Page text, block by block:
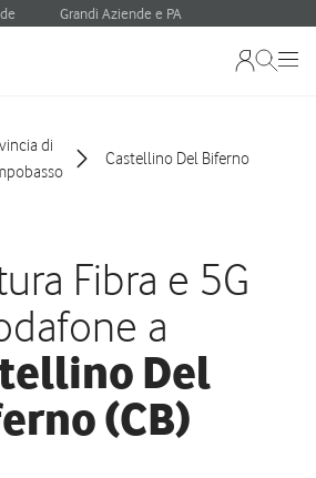
Grandi Aziende e PA
di
Castellino Del Biferno
Fibra e 5G
a
Del
(CB)